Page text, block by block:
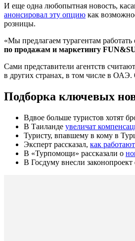
И еще одна любопытная новость,
анонсировал эту опцию как
розницы.
«Мы предлагаем турагентам
по продажам и маркетингу
Сами представители агентств
в других странах, в том числе в
Подборка ключевых
Вдвое больше туристов хотят
В Таиланде увеличат
Туристу, впавшему в кому в
Эксперт рассказал, как
В «Турпомощи» рассказали о
В Госдуму внесли законопроект